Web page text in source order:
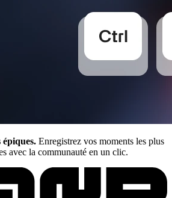
Enregistrez vos moments les plus
avec la communauté en un clic.